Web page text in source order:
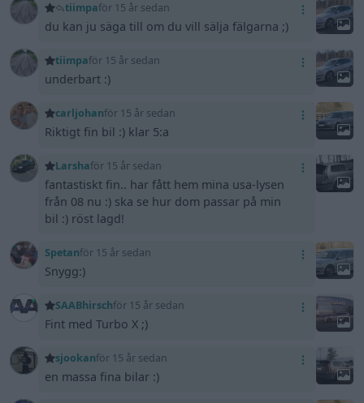
tiimpaför 15 år sedan
du kan ju säga till om du vill sälja fälgarna ;)
tiimpaför 15 år sedan
underbart :)
carljohanför 15 år sedan
Riktigt fin bil :) klar 5:a
Larshaför 15 år sedan
fantastiskt fin.. har fått hem mina usa-lysen
från 08 nu :) ska se hur dom passar på min
bil :) röst lagd!
Spetanför 15 år sedan
Snygg:)
SAABhirschför 15 år sedan
Fint med Turbo X ;)
sjookanför 15 år sedan
en massa fina bilar :)